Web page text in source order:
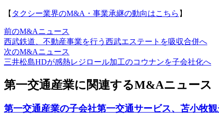
【 タクシー業界のM&A・事業承継の動向はこちら 】
前のM&Aニュース
西武鉄道、不動産事業を行う西武エステートを吸収合併へ
次のM&Aニュース
三井松島HDが感熱レジロール加工のコウナンを子会社化へ
第一交通産業に関連するM&Aニュース
第一交通産業の子会社第一交通サービス、苫小牧